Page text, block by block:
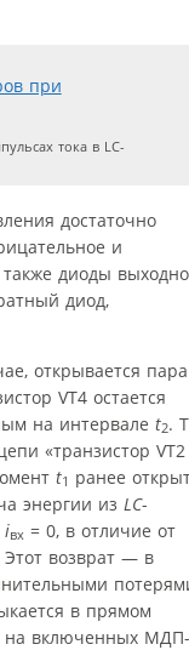
тока в LC-
достаточно
и
диоды
диод,
открывается пара
VT4 остается
на интервале t2.
«транзистор
t1 ранее
энергии из LC-
iвх = 0, в отличие от
Этот возврат — в
в прямом
на включенных МДП-